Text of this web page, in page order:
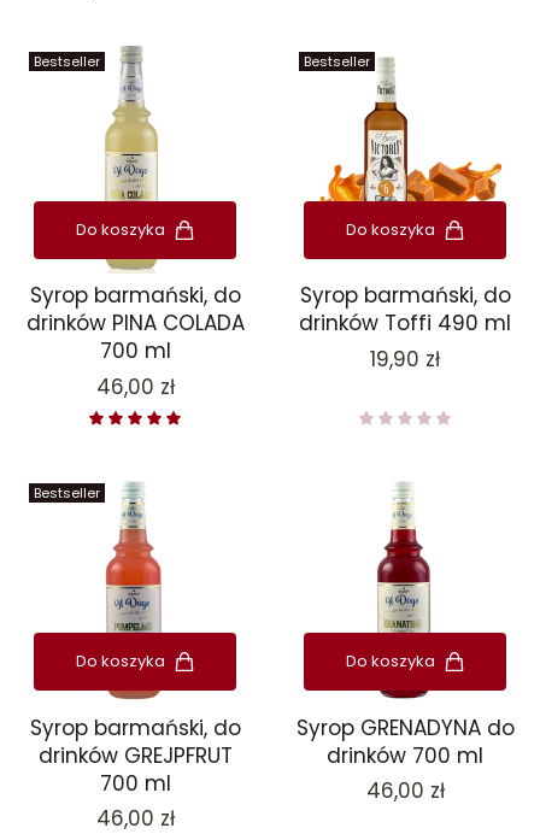
Bestseller
Do koszyka
Syrop barmański, do
drinków PINA COLADA
700 ml
Cena
46,00 zł
Bestseller
Do koszyka
Syrop barmański, do
drinków Toffi 490 ml
Cena
19,90 zł
Bestseller
Do koszyka
Syrop barmański, do
drinków GREJPFRUT
700 ml
Cena
46,00 zł
Do koszyka
Syrop GRENADYNA do
drinków 700 ml
Cena
46,00 zł